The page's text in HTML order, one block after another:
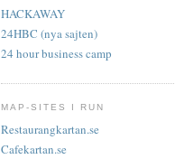
HACKAWAY
24HBC (nya sajten)
24 hour business camp
MAP-SITES I RUN
Restaurangkartan.se
Cafekartan.se